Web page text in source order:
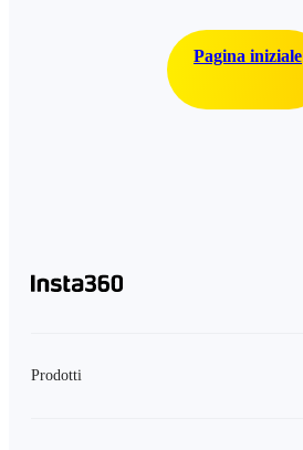
Pagina iniziale
Prodotti